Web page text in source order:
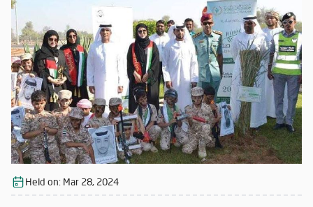
والمبادرات الدينية والاجتماعية المتنوعة التي تحاكي روحانيات شهر رمضان
المبارك، انسجاماً مع نهج الخير والعطاء الذي تتبناه الجمعية منذ تأسيسها،
وتعزيزاً لمكانة الإمارة وإبراز دورها في نشر قيم الخير والمحبة في الشهر
الفضيل.
Held on: Mar 28, 2024